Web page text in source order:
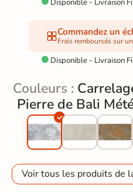
Disponible - Livraison
Commandez un
Frais remboursés sur
 Disponible - Livraison
Couleurs :
Pierre de Bali
Voir tous les produits de